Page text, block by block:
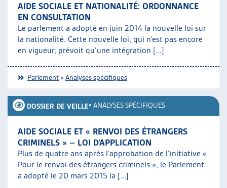
AIDE SOCIALE ET NATIONALITÉ: ORDONNANCE
EN CONSULTATION
Le parlement a adopté en juin 2014 la nouvelle loi sur
la nationalité. Cette nouvelle loi, qui n’est pas encore
en vigueur, prévoit qu’une intégration [...]
Parlement »Analyses spécifiques
DOSSIER DE VEILLE• ANALYSES SPÉCIFIQUES
AIDE SOCIALE ET « RENVOI DES ÉTRANGERS
CRIMINELS » – LOI D’APPLICATION
Plus de quatre ans après l’approbation de l’initiative «
Pour le renvoi des étrangers criminels », le Parlement
a adopté le 20 mars 2015 la [...]